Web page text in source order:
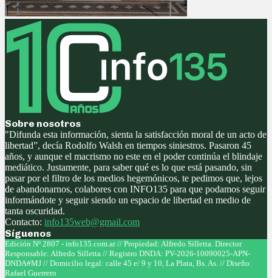
Sobre nosotros
"Difunda esta información, sienta la satisfacción moral de un acto de
libertad”, decía Rodolfo Walsh en tiempos siniestros. Pasaron 45
años, y aunque el macrismo no este en el poder continúa el blindaje
mediático. Justamente, para saber qué es lo que está pasando, sin
pasar por el filtro de los medios hegemónicos, te pedimos que, lejos
de abandonarnos, colabores con INFO135 para que podamos seguir
informándote y seguir siendo un espacio de libertad en medio de
tanta oscuridad.
Contacto: info135web@gmail.com
Síguenos
Facebook
Twitter
Instagram
Youtube
Edición Nº 2807 - info135.com.ar // Propiedad: Alfredo Silletta. Director
Responsable: Alfredo Silletta // Registro DNDA: PV-2026-10090025-APN-
DNDA#MJ // Domicilio legal: calle 45 e/ 9 y 10, La Plata, Bs. As. // Diseño:
Rafael Guerrero